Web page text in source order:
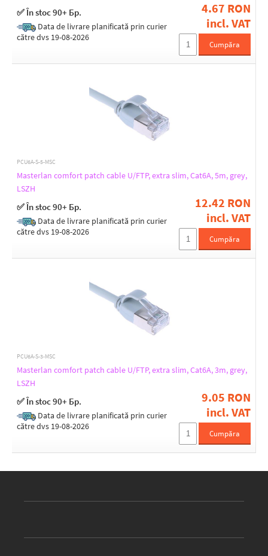
✅ În stoc 90+ Бр.
Data de livrare planificată prin curier
către dvs 19-08-2026
4.67 RON
incl. VAT
Cumpăra
PCU6A-S-5-MSC
Masterlan comfort patch cable U/FTP, extra slim, Cat6A, 5m, grey,
LSZH
✅ În stoc 90+ Бр.
Data de livrare planificată prin curier
către dvs 19-08-2026
12.42 RON
incl. VAT
Cumpăra
PCU6A-S-3-MSC
Masterlan comfort patch cable U/FTP, extra slim, Cat6A, 3m, grey,
LSZH
✅ În stoc 90+ Бр.
Data de livrare planificată prin curier
către dvs 19-08-2026
9.05 RON
incl. VAT
Cumpăra